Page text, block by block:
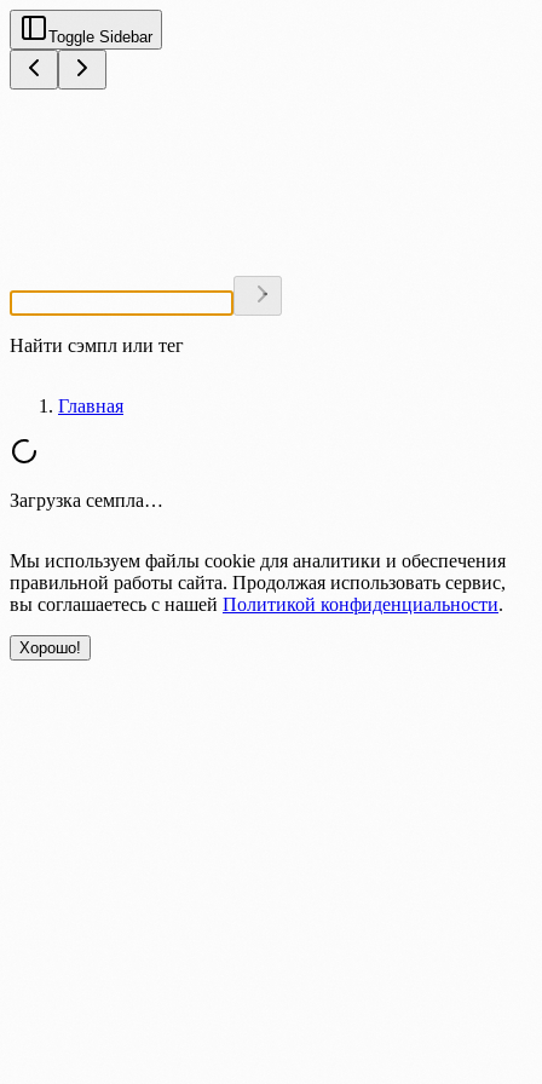
Toggle Sidebar
Найти сэмпл или тег
Главная
Загрузка семпла…
Мы используем файлы cookie для аналитики и обеспечения
правильной работы сайта. Продолжая использовать сервис,
вы соглашаетесь с нашей Политикой конфиденциальности.
Хорошо!